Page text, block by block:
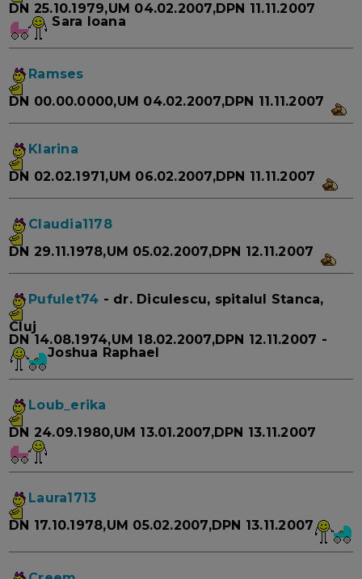
DN 25.10.1979,UM 04.02.2007,DPN 11.11.2007
Sara Ioana
Ramses
DN 00.00.0000,UM 04.02.2007,DPN 11.11.2007
Klarina
DN 02.02.1971,UM 06.02.2007,DPN 11.11.2007
Claudia1178
DN 29.11.1978,UM 05.02.2007,DPN 12.11.2007
Pufulet74 - dr. Diculescu, spitalul Stanca,
Cluj
DN 14.08.1974,UM 18.02.2007,DPN 12.11.2007 -
Joshua Raphael
Loub_erika
DN 24.09.1980,UM 13.01.2007,DPN 13.11.2007
Laura1713
DN 17.10.1978,UM 05.02.2007,DPN 13.11.2007